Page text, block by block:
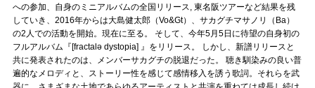
Follow us
Official SNS
への参加、自身のミニアルバムの全国リリース, 東名阪ツアーなど結果を残
していき、2016年からは大島健太郎（Vo&Gt）、サカグチマサノリ（Ba）
の2人での活動を開始。現在に至る。 そして、今年5月5日に待望の自身初の
フルアルバム『[fractalə dystopia] 』をリリース。 しかし、新譜リリースと
共に発表されたのは、メンバーサカグチの脱退だった。 聴き馴染みの良い普
遍的なメロディと、ストーリー性を感じて感情移入を誘う歌詞。それらを武